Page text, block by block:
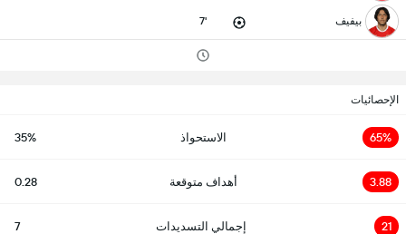
بيفيف 7'
الإحصائيات
65% الاستحواذ 35%
3.88 أهداف متوقعة 0.28
21 إجمالي التسديدات 7